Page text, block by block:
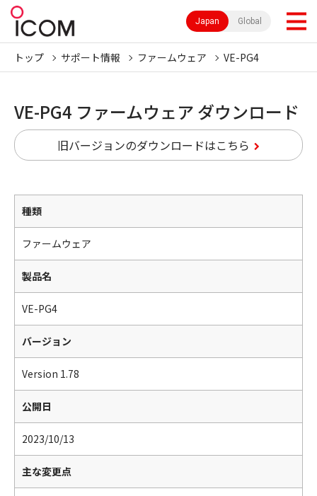
Japan Global
トップ サポート情報 ファームウェア VE-PG4
VE-PG4 ファームウェア ダウンロード
旧バージョンのダウンロードはこちら
種類
ファームウェア
製品名
VE-PG4
バージョン
Version 1.78
公開日
2023/10/13
主な変更点